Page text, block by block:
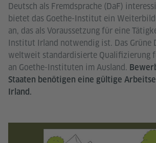
Deutsch als Fremdsprache (DaF)
bietet das Goethe-Institut ein
an, das als Voraussetzung für eine
Institut Irland notwendig ist. Das Grüne
weltweit standardisierte Qualifizierung
an Goethe-Instituten im Ausland.
Staaten benötigen eine gültige
Irland.